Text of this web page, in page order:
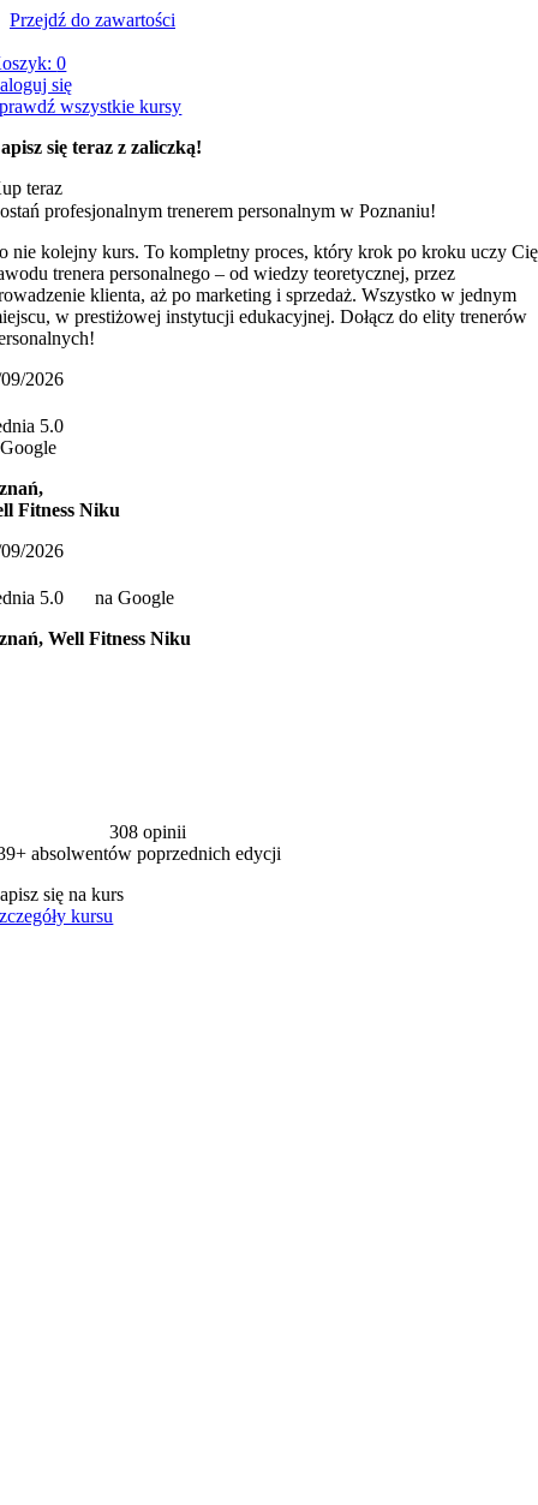
Przejdź do zawartości
0
się
wszystkie kursy
się teraz z zaliczką!
teraz
profesjonalnym trenerem personalnym w Poznaniu!
nie kolejny kurs. To kompletny proces, który krok po kroku uczy Cię
trenera personalnego – od wiedzy teoretycznej, przez
klienta, aż po marketing i sprzedaż. Wszystko w jednym
w prestiżowej instytucji edukacyjnej. Dołącz do elity trenerów
2026
5.0
Fitness Niku
2026
5.0
na Google
Well Fitness Niku
308 opinii
absolwentów poprzednich edycji
się na kurs
kursu